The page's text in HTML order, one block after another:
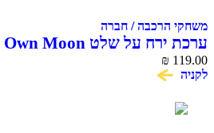
משחקי הרכבה / חברה
ערכת ירח על שלט My Very Own Moon
₪ 119.00
לקניה